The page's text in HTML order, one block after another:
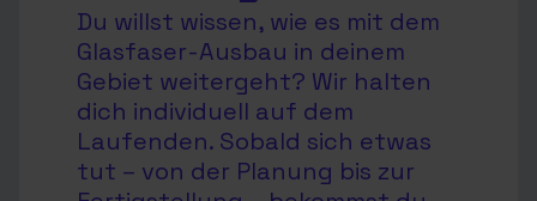
Du willst wissen, wie es mit dem
Glasfaser-Ausbau in deinem
Gebiet weitergeht? Wir halten
dich individuell auf dem
Laufenden. Sobald sich etwas
tut – von der Planung bis zur